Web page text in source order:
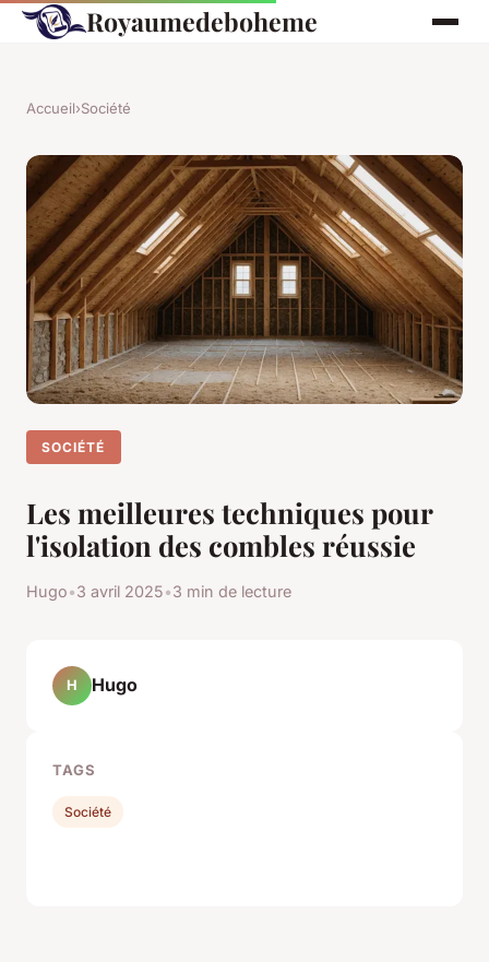
Royaumedeboheme
Accueil›Société
SOCIÉTÉ
Les meilleures techniques pour
l'isolation des combles réussie
Hugo•3 avril 2025•3 min de lecture
H Hugo
TAGS
Société